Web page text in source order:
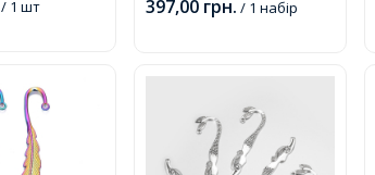
/ 1 шт 397,00 грн. / 1 набір